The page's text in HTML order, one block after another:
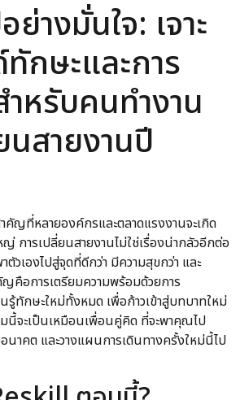
ย่างมั่นใจ: เจาะ
กษะและการ
หรับคนทำงาน
สายงานปี
ญที่หลายองค์กรและตลาดแรงงานจะเกิด
การเปลี่ยนสายงานไม่ใช่เรื่องน่ากลัวอีกต่อ
ตัวเองไปสู่จุดที่ดีกว่า มีความสุขกว่า และ
คือการเตรียมความพร้อมด้วยการ
รู้ทักษะใหม่ทั้งหมด เพื่อก้าวเข้าสู่บทบาทใหม่
มนี้จะเป็นเหมือนเพื่อนคู่คิด ที่จะพาคุณไป
นาคต และวางแผนการเดินทางครั้งใหม่นี้ไป